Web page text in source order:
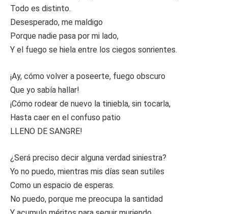
Todo es distinto.
Desesperado, me maldigo
Porque nadie pasa por mi lado,
Y el fuego se hiela entre los ciegos sonrientes.
¡Ay, cómo volver a poseerte, fuego obscuro
Que yo sabía hallar!
¡Cómo rodear de nuevo la tiniebla, sin tocarla,
Hasta caer en el confuso patio
LLENO DE SANGRE!
¿Será preciso decir alguna verdad siniestra?
Yo no puedo, mientras mis días sean sutiles
Como un espacio de esperas.
No puedo, porque me preocupa la santidad